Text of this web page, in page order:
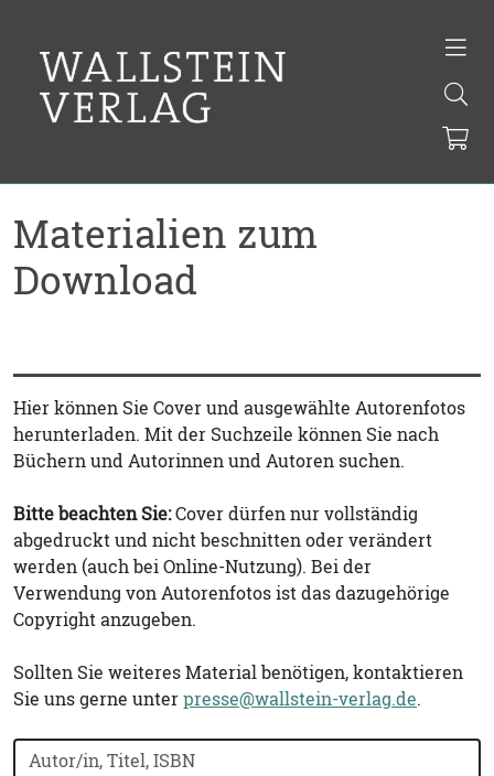
Materialien zum
Download
Hier können Sie Cover und ausgewählte Autorenfotos
herunterladen. Mit der Suchzeile können Sie nach
Büchern und Autorinnen und Autoren suchen.
Bitte beachten Sie:Cover dürfen nur vollständig
abgedruckt und nicht beschnitten oder verändert
werden (auch bei Online-Nutzung). Bei der
Verwendung von Autorenfotos ist das dazugehörige
Copyright anzugeben.
Sollten Sie weiteres Material benötigen, kontaktieren
Sie uns gerne unterpresse@wallstein-verlag.de.
Bücher nach Buchtitel, Autorennamen oder ISBN